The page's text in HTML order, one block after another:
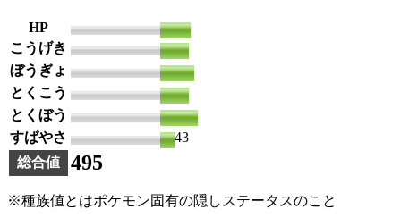
HP
86
こうげき
81
ぼうぎょ
97
とくこう
81
とくぼう
107
すばやさ
43
総合値
495
※種族値とはポケモン固有の隠しステータスのこと